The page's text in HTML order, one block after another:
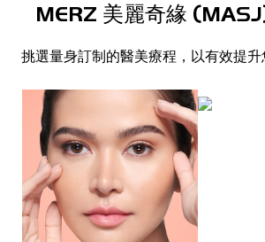
MERZ 美麗奇緣
挑選量身訂制的醫美療程，以有效提升